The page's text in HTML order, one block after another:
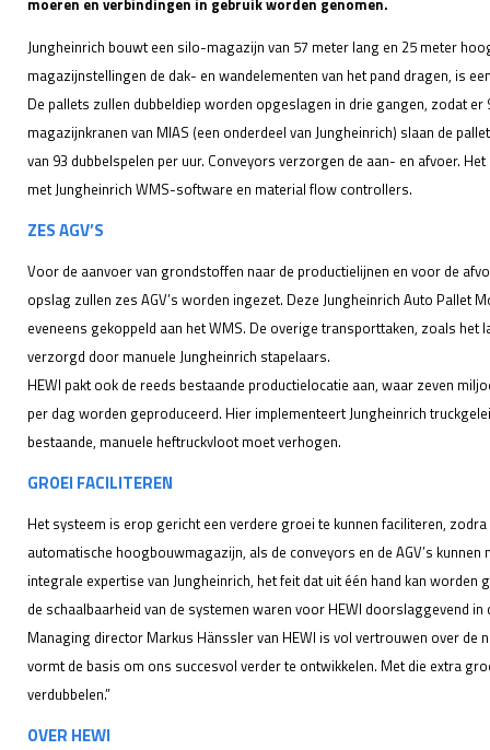
moeren en verbindingen in gebruik worden genomen.
Jungheinrich bouwt een silo-magazijn van 57 meter lang en 25 meter
magazijnstellingen de dak- en wandelementen van het pand dragen, is
De pallets zullen dubbeldiep worden opgeslagen in drie gangen, zodat
magazijnkranen van MIAS (een onderdeel van Jungheinrich) slaan de
van 93 dubbelspelen per uur. Conveyors verzorgen de aan- en afvoer.
met Jungheinrich WMS-software en material flow controllers.
ZES AGV’S
Voor de aanvoer van grondstoffen naar de productielijnen en voor de
opslag zullen zes AGV’s worden ingezet. Deze Jungheinrich Auto Pallet
eveneens gekoppeld aan het WMS. De overige transporttaken, zoals het
verzorgd door manuele Jungheinrich stapelaars.
HEWI pakt ook de reeds bestaande productielocatie aan, waar zeven
per dag worden geproduceerd. Hier implementeert Jungheinrich
bestaande, manuele heftruckvloot moet verhogen.
GROEI FACILITEREN
Het systeem is erop gericht een verdere groei te kunnen faciliteren,
automatische hoogbouwmagazijn, als de conveyors en de AGV’s
integrale expertise van Jungheinrich, het feit dat uit één hand kan
de schaalbaarheid van de systemen waren voor HEWI doorslaggevend in
Managing director Markus Hänssler van HEWI is vol vertrouwen over de
vormt de basis om ons succesvol verder te ontwikkelen. Met die extra
verdubbelen.”
OVER HEWI